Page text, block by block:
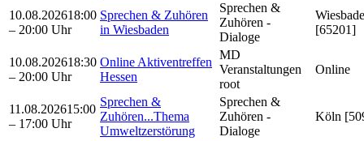
10.08.202618:00
– 20:00 Uhr
Sprechen & Zuhören
in Wiesbaden
Sprechen &
Zuhören -
Dialoge
[65201]
10.08.202618:30
– 20:00 Uhr
Online Aktiventreffen
Hessen
MD
Veranstaltungen
root
Online
11.08.202615:00
– 17:00 Uhr
Sprechen &
Zuhören...Thema
Umweltzerstörung
Sprechen &
Zuhören -
Dialoge
Köln